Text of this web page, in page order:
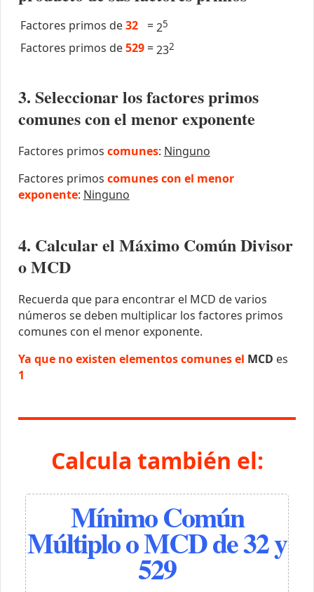
Factores primos de32 =25
Factores primos de529 =232
3. Seleccionar los factores primos
comunes con el menor exponente
Factores primos comunes: Ninguno
Factores primos comunes con el menor
exponente: Ninguno
4. Calcular el Máximo Común Divisor
o MCD
Recuerda que para encontrar el MCD de varios
números se deben multiplicar los factores primos
comunes con el menor exponente.
Ya que no existen elementos comunes el MCD es
1
Calcula también el:
Mínimo Común
Múltiplo o MCD de 32 y
529